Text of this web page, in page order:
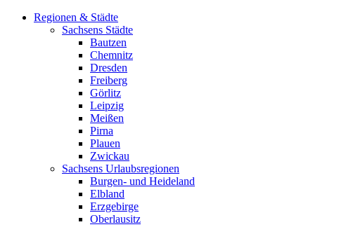
Regionen & Städte
Sachsens Städte
Bautzen
Chemnitz
Dresden
Freiberg
Görlitz
Leipzig
Meißen
Pirna
Plauen
Zwickau
Sachsens Urlaubsregionen
Burgen- und Heideland
Elbland
Erzgebirge
Oberlausitz